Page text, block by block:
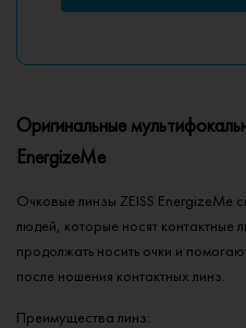
Оригинальные
EnergizeMe
Очковые линзы ZEISS EnergizeMe
людей, которые носят контактные
продолжать носить очки и
после ношения контактных линз.
Преимущества линз: